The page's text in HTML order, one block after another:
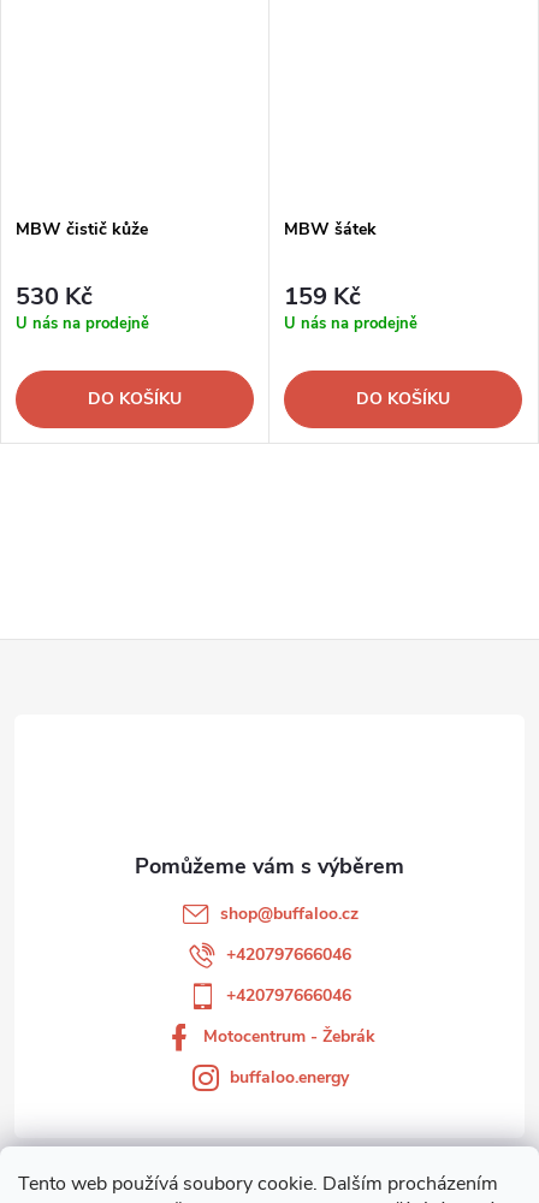
Tento web používá soubory cookie. Dalším procházením
MBW čistič kůže
530 Kč
U nás na prodejně
DO KOŠÍKU
MBW šátek
159 Kč
U nás na prodejně
DO KOŠÍKU
Zákaznický servis
shop@buffaloo.cz
+420797666046
+420797666046
Motocentrum - Žebrák
buffaloo.energy